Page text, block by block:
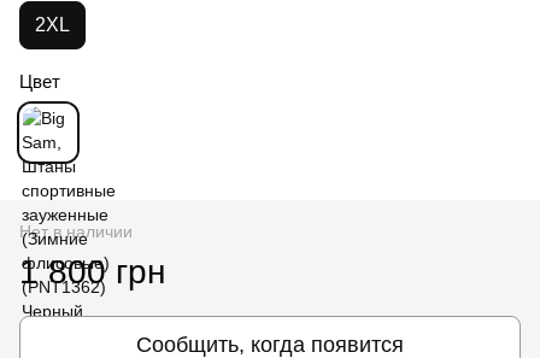
2XL
Цвет
Нет в наличии
1 800 грн
Сообщить, когда появится